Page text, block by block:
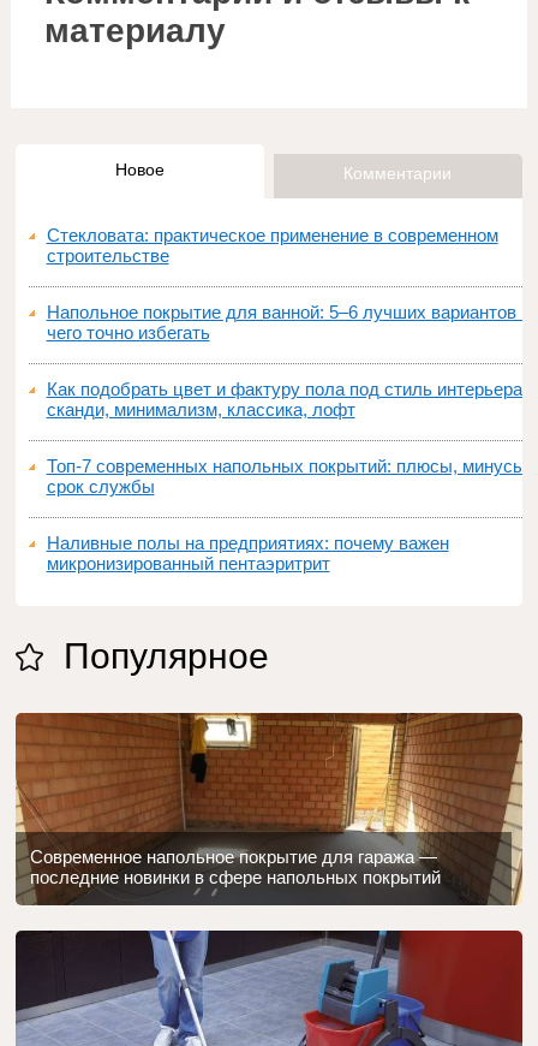
материалу
Новое Комментарии
Стекловата: практическое применение в современном
строительстве
Напольное покрытие для ванной: 5–6 лучших вариантов и
чего точно избегать
Как подобрать цвет и фактуру пола под стиль интерьера:
сканди, минимализм, классика, лофт
Топ‑7 современных напольных покрытий: плюсы, минусы,
срок службы
Наливные полы на предприятиях: почему важен
микронизированный пентаэритрит
Популярное
Современное напольное покрытие для гаража —
последние новинки в сфере напольных покрытий